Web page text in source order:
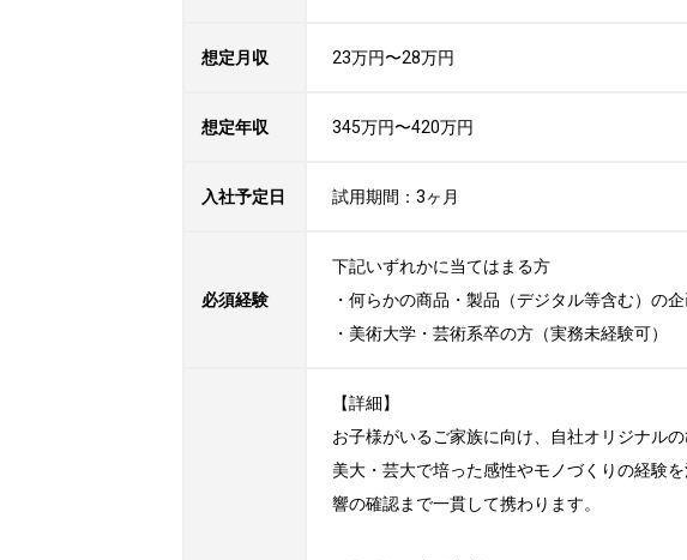
想定月収 23万円〜28万円
想定年収 345万円〜420万円
入社予定日 試用期間：3ヶ月
必須経験
下記いずれかに当てはまる方
・何らかの商品・製品（デジタル等含む）の
・美術大学・芸術系卒の方（実務未経験可）
【詳細】
お子様がいるご家族に向け、自社オリジナル
美大・芸大で培った感性やモノづくりの経験
響の確認まで一貫して携わります。